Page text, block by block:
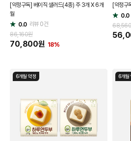
하
[약정구독] 베이직 샐러드(4종) 주 3개 X 6개
월
별
점
0.0 리뷰0건
86,160원
70,800원 18%
[약정구
별
점
0.0
6개월 약정 6개월